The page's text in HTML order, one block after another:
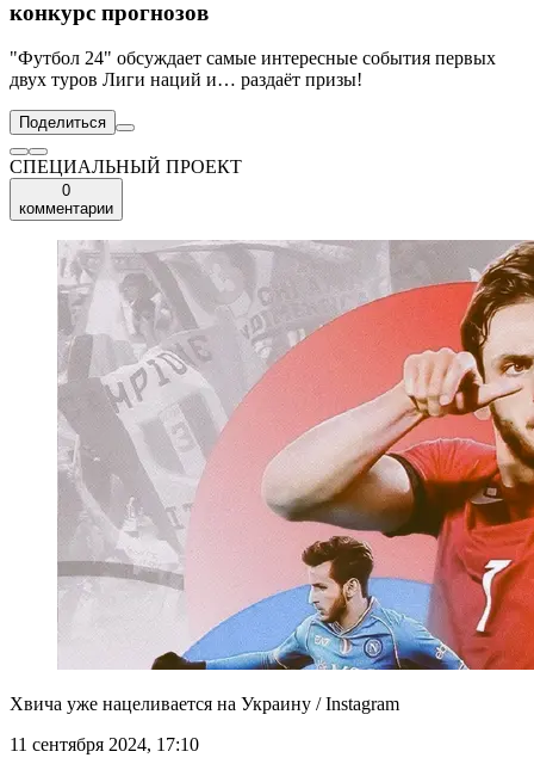
конкурс прогнозов
"Футбол 24" обсуждает самые интересные события первых
двух туров Лиги наций и… раздаёт призы!
Поделиться
СПЕЦИАЛЬНЫЙ ПРОЕКТ
0
комментарии
Хвича уже нацеливается на Украину / Instagram
11 сентября 2024, 17:10